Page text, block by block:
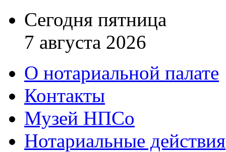
Сегодня пятница
7 августа 2026
О нотариальной палате
Контакты
Музей НПСо
Нотариальные действия